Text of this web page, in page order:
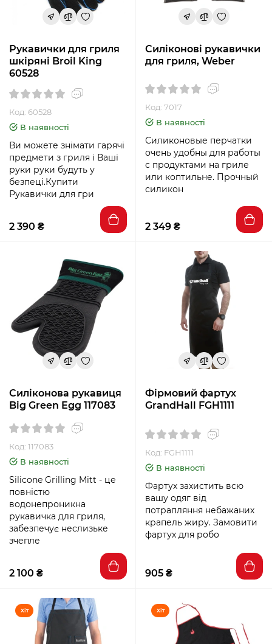
Рукавички для гриля
шкіряні Broil King
60528
Код: 60528
В наявності
Ви можете знімати гарячі
предмети з гриля і Ваші
руки руки будуть у
безпеці.Купити
Рукавички для гри
2 390 ₴
Силіконові рукавички
для гриля, Weber
Код: 7017
В наявності
Силиконовые перчатки
очень удобны для работы
с продуктами на гриле
или коптильне. Прочный
силикон
2 349 ₴
Силіконова рукавиця
Big Green Egg 117083
Код: 117083
В наявності
Silicone Grilling Mitt - це
повністю
водонепроникна
рукавичка для гриля,
забезпечує неслизьке
зчепле
2 100 ₴
Фірмовий фартух
GrandHall FGH1111
Код: FGH1111
В наявності
Фартух захистить всю
вашу одяг від
потрапляння небажаних
крапель жиру. Замовити
фартух для робо
905 ₴
Хіт Хіт